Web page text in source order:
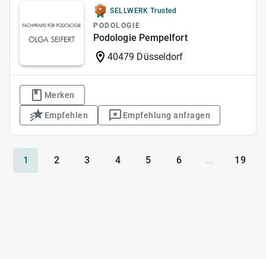
SELLWERK Trusted
PODOLOGIE
Podologie Pempelfort
40479 Düsseldorf
Merken
Empfehlen Empfehlung anfragen
1 2 3 4 5 6 ... 19